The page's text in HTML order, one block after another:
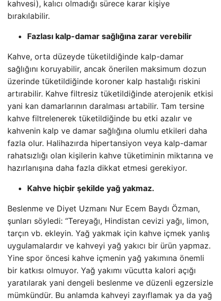
kahvesi), kalıcı olmadığı sürece karar kişiye
bırakılabilir.
Fazlası kalp-damar sağlığına zarar verebilir
Kahve, orta düzeyde tüketildiğinde kalp-damar
sağlığını koruyabilir, ancak önerilen maksimum dozun
üzerinde tüketildiğinde koroner kalp hastalığı riskini
artırabilir. Kahve filtresiz tüketildiğinde aterojenik etkisi
yani kan damarlarının daralması artabilir. Tam tersine
kahve filtrelenerek tüketildiğinde bu etki azalır ve
kahvenin kalp ve damar sağlığına olumlu etkileri daha
fazla olur. Halihazırda hipertansiyon veya kalp-damar
rahatsızlığı olan kişilerin kahve tüketiminin miktarına ve
hazırlanışına daha fazla dikkat etmesi gerekiyor.
Kahve hiçbir şekilde yağ yakmaz.
Beslenme ve Diyet Uzmanı Nur Ecem Baydı Özman,
şunları söyledi: “Tereyağı, Hindistan cevizi yağı, limon,
tarçın vb. ekleyin. Yağ yakmak için kahve içmek yanlış
uygulamalardır ve kahveyi yağ yakıcı bir ürün yapmaz.
Yine spor öncesi kahve içmenin yağ yakımına önemli
bir katkısı olmuyor. Yağ yakımı vücutta kalori açığı
yaratılarak yani dengeli beslenme ve düzenli egzersizle
mümkündür. Bu anlamda kahveyi zayıflamak ya da yağ